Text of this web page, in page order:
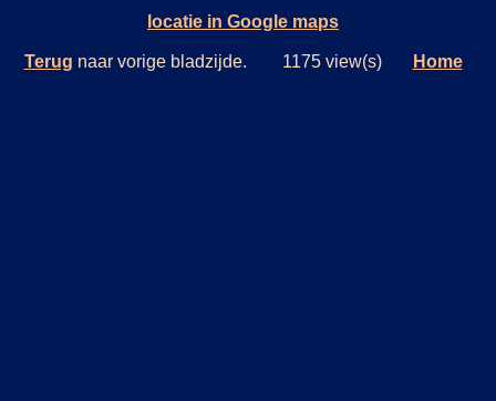
locatie in Google maps
Terug naar vorige bladzijde. 1175 view(s) Home